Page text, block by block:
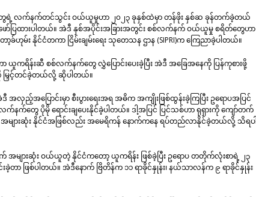
တွေရဲ့ လက်နက်တင်သွင်း ဝယ်ယူမှုဟာ ၂၀၂၃ ခုနှစ်ထဲမှာ တန်ဖိုး နှစ်ဆ ခုန်တက်ခဲ့တယ်
ာ်ပြထားပါတယ်။ အဲဒီ နှစ်အပိုင်းအခြားအတွင်း စစ်လက်နက် ဝယ်ယူမှု စရိတ်တွေဟာ
ဟုမ်း နိုင်ငံတကာ ငြိမ်းချမ်းရေး သုတေသန ဌာန (SIPRI)က ကြေညာခဲ့ပါတယ်။
ဟာ ယူကရိန်းဆီ စစ်လက်နက်တွေ လွှဲပြောင်းပေးခဲ့ပြီး အဲဒီ အခြေအနေကို ပြန်ကုစားဖို့
ြှင့်တင်ခဲ့တယ်လို့ ဆိုပါတယ်။
ည့်အပြောင်းမှာ စီးပွားရေးအရ အဓိက အကျိုးဖြစ်ထွန်းခဲ့ကြပြီး ဥရောပအပြင်
ပိုမို ရောင်းချပေးနိုင်ခဲ့ပါတယ်။ ဒါ့အပြင် ပြင်သစ်ဟာ ရုရှားကို ကျော်တက်
ယ အများဆုံး နိုင်ငံအဖြစ်လည်း အမေရိကန် နောက်ကနေ ရပ်တည်လာနိုင်ခဲ့တယ်လို့ သိရပါ
အများဆုံး ဝယ်ယူတဲ့ နိုင်ငံကတော့ ယူကရိန်း ဖြစ်ခဲ့ပြီး ဥရောပ တတိုက်လုံးစာရဲ့ ၂၃
ဖြစ်ပါတယ်။ အဲဒီနောက် ဗြိတိန်က ၁၁ ရာခိုင်နှုန်း၊ နယ်သာလန်က ၉ ရာခိုင်နှုန်း